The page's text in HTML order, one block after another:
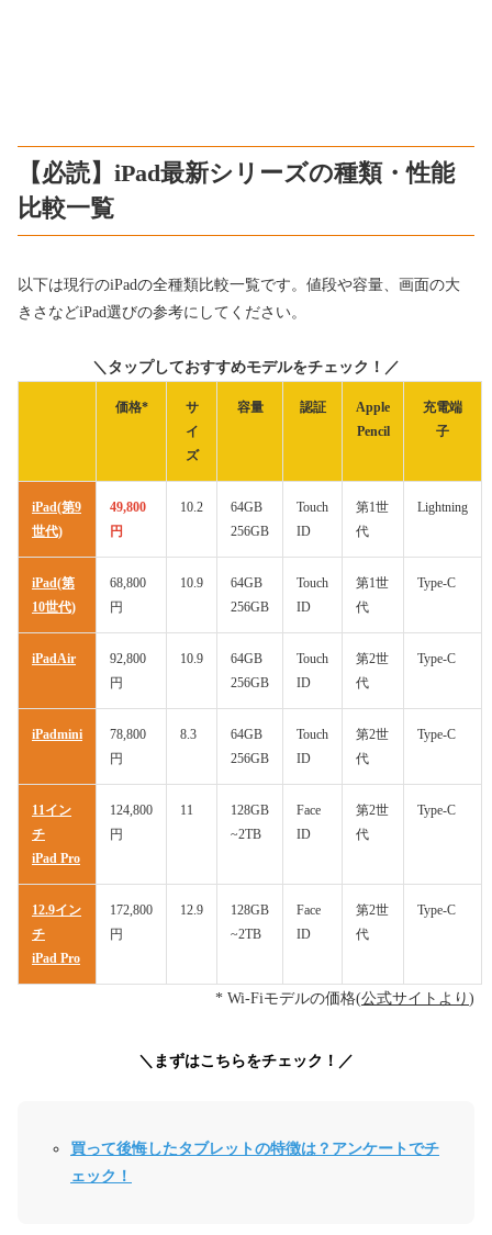
【必読】iPad最新シリーズの種類・性能
比較一覧
以下は現行のiPadの全種類比較一覧です。値段や容量、画面の大
きさなどiPad選びの参考にしてください。
＼タップしておすすめモデルをチェック！／
価格*
サ
イ
ズ
容量 認証
Apple
Pencil
充電端
子
iPad(第9
世代)
49,800
円
10.2
64GB
256GB
Touch
ID
第1世
代
Lightning
iPad(第
10世代)
68,800
円
10.9
64GB
256GB
Touch
ID
第1世
代
Type-C
iPadAir
92,800
円
10.9
64GB
256GB
Touch
ID
第2世
代
Type-C
iPadmini
78,800
円
8.3
64GB
256GB
Touch
ID
第2世
代
Type-C
11イン
チ
iPad Pro
124,800
円
11
128GB
~2TB
Face
ID
第2世
代
Type-C
12.9イン
チ
iPad Pro
172,800
円
12.9
128GB
~2TB
Face
ID
第2世
代
Type-C
* Wi-Fiモデルの価格(公式サイトより )
＼まずはこちらをチェック！／
買って後悔したタブレットの特徴は？アンケートでチ
ェック！